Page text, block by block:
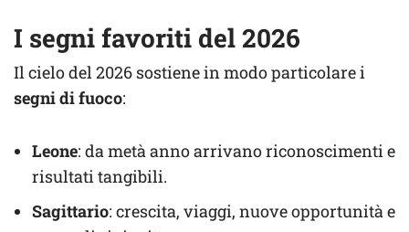
I segni favoriti del 2026
Il cielo del 2026 sostiene in modo particolare i
segni di fuoco:
Leone: da metà anno arrivano riconoscimenti e
risultati tangibili.
Sagittario: crescita, viaggi, nuove opportunità e